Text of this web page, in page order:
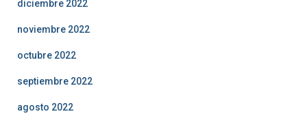
diciembre 2022
noviembre 2022
octubre 2022
septiembre 2022
agosto 2022